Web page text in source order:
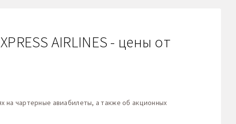
AIRLINES - цены от
на чартерные авиабилеты, а также об акционных